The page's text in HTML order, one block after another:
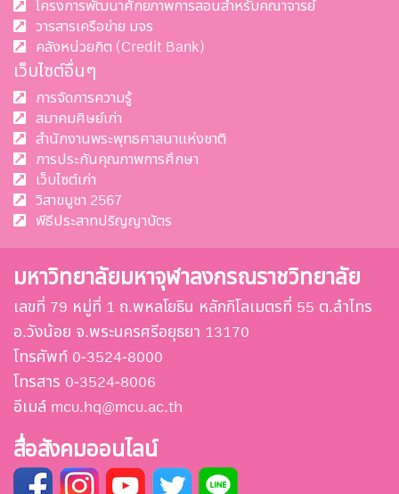
โครงการพัฒนาศักยภาพการสอนสำหรับคณาจารย์
วารสารเครือข่าย มจร
คลังหน่วยกิต (Credit Bank)
เว็บไซต์อื่นๆ
การจัดการความรู้
สมาคมศิษย์เก่า
สำนักงานพระพุทธศาสนาแห่งชาติ
การประกันคุณภาพการศึกษา
เว็บไซต์เก่า
วิสาขบูชา 2567
พีธีประสาทปริญญาบัตร
มหาวิทยาลัยมหาจุฬาลงกรณราชวิทยาลัย
เลขที่ 79 หมู่ที่ 1 ถ.พหลโยธิน หลักกิโลเมตรที่ 55 ต.ลำไทร
อ.วังน้อย จ.พระนครศรีอยุธยา 13170
โทรศัพท์ 0-3524-8000
โทรสาร 0-3524-8006
อีเมล์ mcu.hq@mcu.ac.th
สื่อสังคมออนไลน์